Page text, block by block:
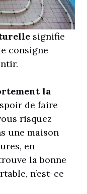
signifie
consigne
la
de faire
risquez
une maison
en
la bonne
n’est-ce